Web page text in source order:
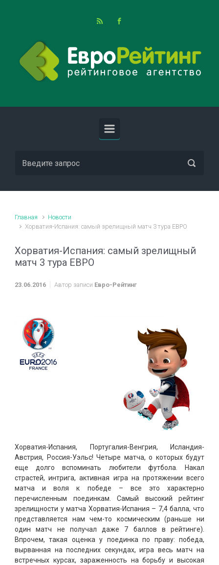
Главная
Новости
Хорватия-Испания: самый зрелищный матч 3 тура ЕВРО
Хорватия-Испания: самый зрелищный
матч 3 тура ЕВРО
23.06.2016 Автор записи Евро-Рейтинг
Хорватия-Испания, Португалия-Венгрия, Исландия-
Австрия, Россия-Уэльс! Четыре матча, о которых будут
еще долго вспоминать любители футбола. Накал
страстей, интрига, активная игра на протяжении всего
матча и воля к победе – все это характерно
перечисленным поединкам. Самый высокий рейтинг
зрелищности у матча Хорватия-Испания – 7,4 балла, что
представляется нам чем-то космическим (раньше ни
один матч не получал даже 7 баллов в рейтинге).
Впрочем, такая оценка у поединка по праву: победа,
вырванная на последних секундах, игра весь матч на
встречных курсах, зараженность на борьбу и высокая